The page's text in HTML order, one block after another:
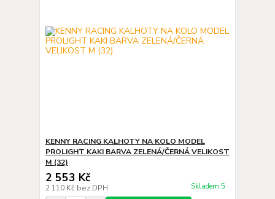
KENNY RACING KALHOTY NA KOLO MODEL
PROLIGHT KAKI BARVA ZELENÁ/ČERNÁ VELIKOST
M (32)
2 553 Kč
2 110 Kč bez DPH Skladem 5